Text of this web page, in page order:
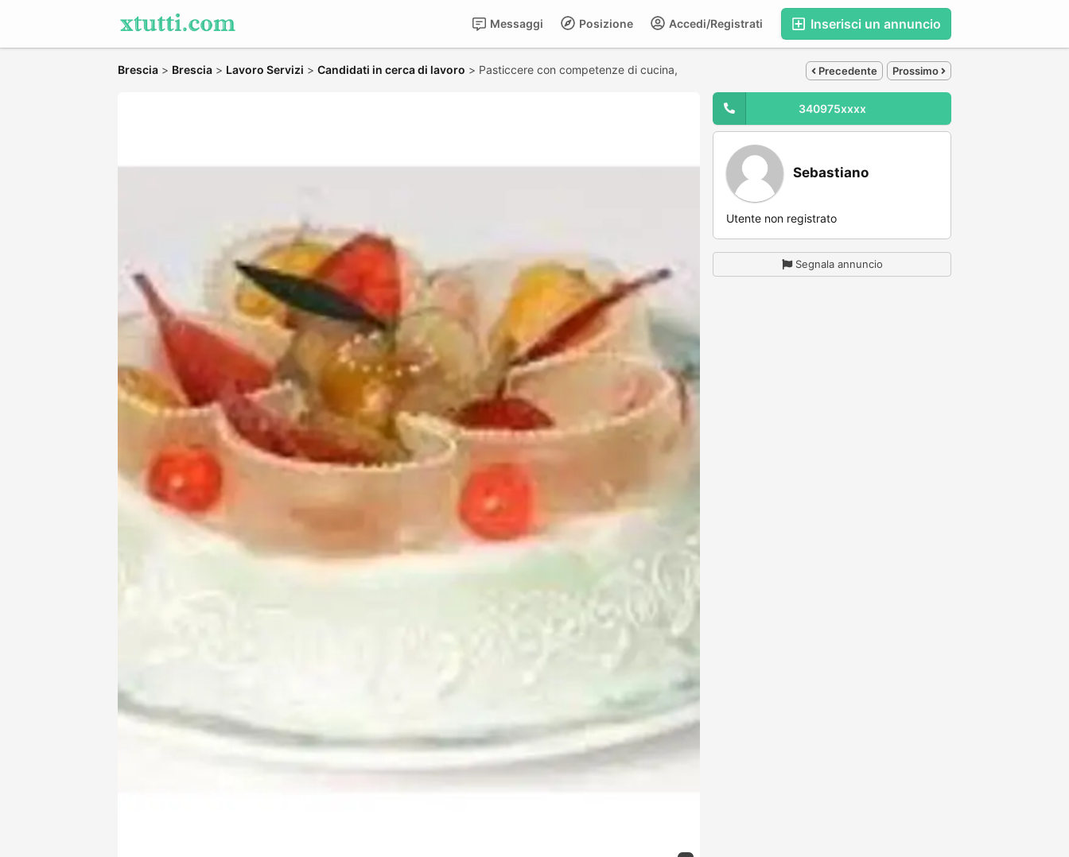
Inserisci un annuncio
Accedi/Registrati
Posizione
Messaggi
Brescia > Brescia > Lavoro Servizi > Candidati in cerca di lavoro > Pasticcere con competenze di cucina, Precedente Prossimo
340975xxxx
Sebastiano
Utente non registrato
Segnala annuncio